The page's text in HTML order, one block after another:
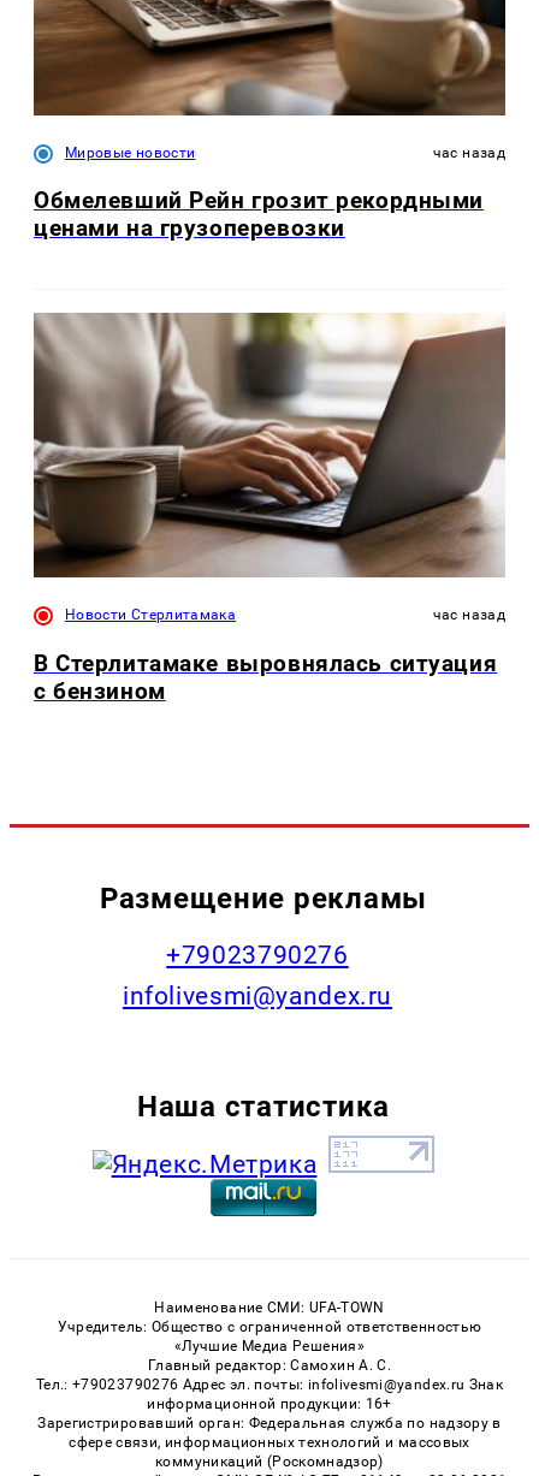
Мировые новости час назад
Обмелевший Рейн грозит рекордными
ценами на грузоперевозки
Новости Стерлитамака час назад
В Стерлитамаке выровнялась ситуация
с бензином
Размещение рекламы
+79023790276
infolivesmi@yandex.ru
Наша статистика
Наименование СМИ: UFA-TOWN
Учредитель: Общество с ограниченной ответственностью
«Лучшие Медиа Решения»
Главный редактор: Самохин А. С.
Тел.: +79023790276 Адрес эл. почты: infolivesmi@yandex.ru Знак
информационной продукции: 16+
Зарегистрировавший орган: Федеральная служба по надзору в
сфере связи, информационных технологий и массовых
коммуникаций (Роскомнадзор)